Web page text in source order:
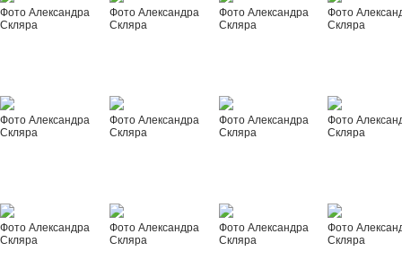
Фото Александра
Скляра
Фото Александра
Скляра
Фото Александра
Скляра
Фото
Скляра
Фото Александра
Скляра
Фото Александра
Скляра
Фото Александра
Скляра
Фото
Скляра
Фото Александра
Скляра
Фото Александра
Скляра
Фото Александра
Скляра
Фото
Скляра